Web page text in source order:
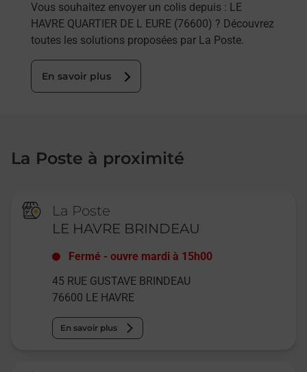
Vous souhaitez envoyer un colis depuis : LE
HAVRE QUARTIER DE L EURE (76600) ? Découvrez
toutes les solutions proposées par La Poste.
En savoir plus
La Poste à proximité
La Poste
LE HAVRE BRINDEAU
Fermé -ouvre mardi à 15h00
45 RUE GUSTAVE BRINDEAU
76600 LE HAVRE
En savoir plus